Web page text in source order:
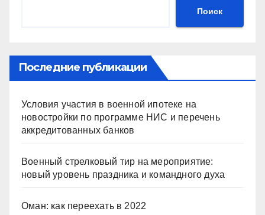
Поиск
Последние публикации
Условия участия в военной ипотеке на
новостройки по программе НИС и перечень
аккредитованных банков
Военный стрелковый тир на мероприятие:
новый уровень праздника и командного духа
Оман: как переехать в 2022